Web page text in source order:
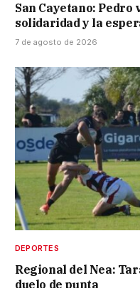
San Cayetano:
solidaridad y la
7 de agosto de 2026
DEPORTES
Regional del Nea:
duelo de punta